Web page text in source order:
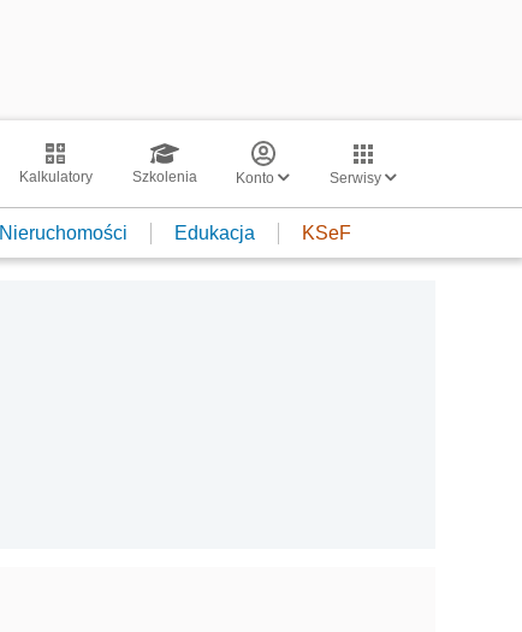
Kalkulatory Szkolenia Konto Serwisy
Nieruchomości Edukacja KSeF